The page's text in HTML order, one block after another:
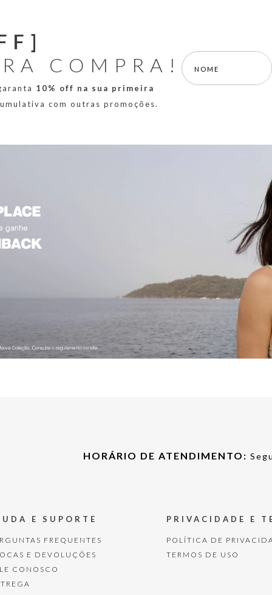
COMPRA!
10% off na sua primeira
com outras promoções.
HORÁRIO DE ATENDIMENTO:
E SUPORTE
FREQUENTES
E DEVOLUÇÕES
CONOSCO
PRIVACIDADE E
POLÍTICA DE
TERMOS DE USO